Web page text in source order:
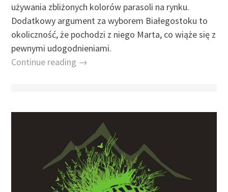
używania zbliżonych kolorów parasoli na rynku.
Dodatkowy argument za wyborem Białegostoku to
okoliczność, że pochodzi z niego Marta, co wiąże się z
pewnymi udogodnieniami.
Continue reading →